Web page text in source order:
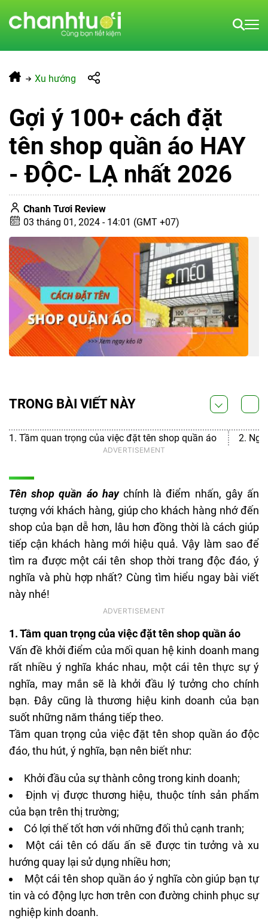
Xu hướng
Gợi ý 100+ cách đặt
tên shop quần áo HAY
- ĐỘC- LẠ nhất 2026
Chanh Tươi Review
03 tháng 01, 2024 - 14:01 (GMT +07)
Tên shop quần áo hay chính là điểm nhấn, gây ấn
tượng với khách hàng, giúp cho khách hàng nhớ đến
shop của bạn dễ hơn, lâu hơn đồng thời là cách giúp
tiếp cận khách hàng mới hiệu quả. Vậy làm sao để
tìm ra được một cái tên shop thời trang độc đáo, ý
nghĩa và phù hợp nhất? Cùng tìm hiểu ngay bài viết
này nhé!
1. Tầm quan trọng của việc đặt tên shop quần áo
Vấn đề khởi điểm của mối quan hệ kinh doanh mang
rất nhiều ý nghĩa khác nhau, một cái tên thực sự ý
nghĩa, may mắn sẽ là khởi đầu lý tưởng cho chính
bạn. Đây cũng là thương hiệu kinh doanh của bạn
suốt những năm tháng tiếp theo.
Tầm quan trọng của việc đặt tên shop quần áo độc
đáo, thu hút, ý nghĩa, bạn nên biết như:
Khởi đầu của sự thành công trong kinh doanh;
Định vị được thương hiệu, thuộc tính sản phẩm
của bạn trên thị trường;
Có lợi thế tốt hơn với những đối thủ cạnh tranh;
Một cái tên có dấu ấn sẽ được tin tưởng và xu
hướng quay lại sử dụng nhiều hơn;
Một cái tên shop quần áo ý nghĩa còn giúp bạn tự
tin và có động lực hơn trên con đường chinh phục sự
nghiệp kinh doanh.
TRONG BÀI VIẾT NÀY
1. Tầm quan trọng của việc đặt tên shop quần áo 2.